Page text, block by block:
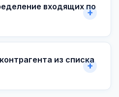
входящих по
из списка